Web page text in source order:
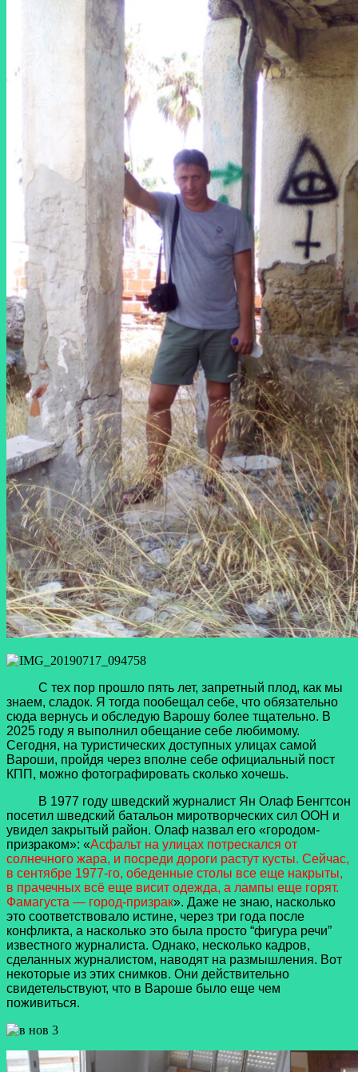
С тех пор прошло пять лет, запретный плод, как мы
знаем, сладок. Я тогда пообещал себе, что обязательно
сюда вернусь и обследую Варошу более тщательно. В
2025 году я выполнил обещание себе любимому.
Сегодня, на туристических доступных улицах самой
Вароши, пройдя через вполне себе официальный пост
КПП, можно фотографировать сколько хочешь.
В 1977 году шведский журналист Ян Олаф Бенгтсон
посетил шведский батальон миротворческих сил ООН и
увидел закрытый район. Олаф назвал его «городом-
призраком»: «Асфальт на улицах потрескался от
солнечного жара, и посреди дороги растут кусты. Сейчас,
в сентябре 1977-го, обеденные столы все еще накрыты,
в прачечных всё еще висит одежда, а лампы еще горят.
Фамагуста — город-призрак». Даже не знаю, насколько
это соответствовало истине, через три года после
конфликта, а насколько это была просто “фигура речи”
известного журналиста. Однако, несколько кадров,
сделанных журналистом, наводят на размышления. Вот
некоторые из этих снимков. Они действительно
свидетельствуют, что в Вароше было еще чем
поживиться.